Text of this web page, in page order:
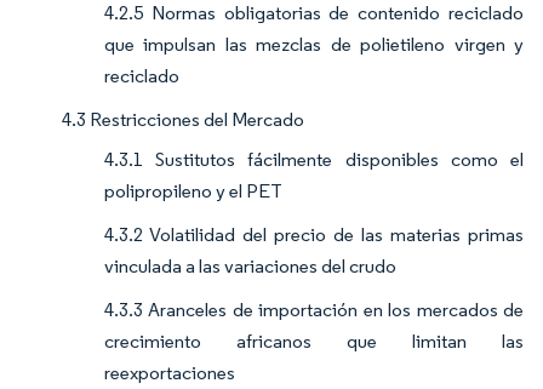
4.2.5 Normas obligatorias de contenido reciclado
que impulsan las mezclas de polietileno virgen y
reciclado
4.3 Restricciones del Mercado
4.3.1 Sustitutos fácilmente disponibles como el
polipropileno y el PET
4.3.2 Volatilidad del precio de las materias primas
vinculada a las variaciones del crudo
4.3.3 Aranceles de importación en los mercados de
crecimiento africanos que limitan las
reexportaciones